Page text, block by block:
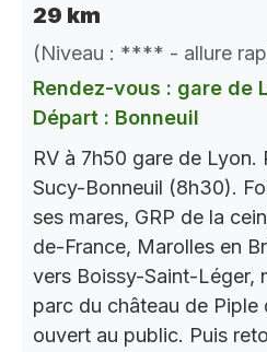
29 km
(Niveau : **** - allure
Rendez-vous : gare de
Départ : Bonneuil
RV à 7h50 gare de Lyon.
Sucy-Bonneuil (8h30).
ses mares, GRP de la
de-France, Marolles en
vers Boissy-Saint-Léger,
parc du château de Piple
ouvert au public. Puis